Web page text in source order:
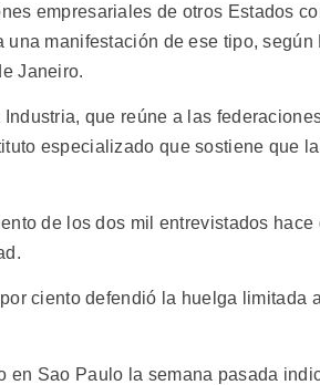
empresariales de otros Estados
manifestación de ese tipo,
Janeiro.
que reúne a las
especializado que sostiene que
de los dos mil entrevistados
ciento defendió la huelga limitada
en Sao Paulo la semana pasada